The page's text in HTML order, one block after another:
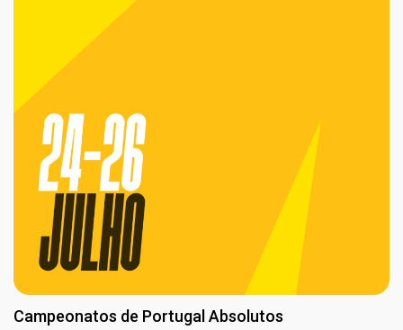
Campeonatos de Portugal Absolutos